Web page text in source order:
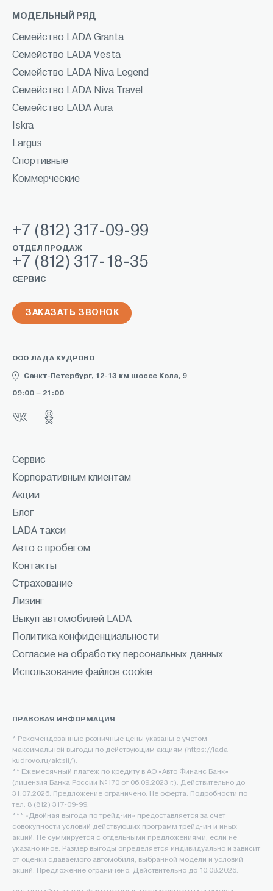
МОДЕЛЬНЫЙ РЯД
Семейство LADA Granta
Семейство LADA Vesta
Семейство LADA Niva Legend
Семейство LADA Niva Travel
Семейство LADA Aura
Iskra
Largus
Спортивные
Коммерческие
+7 (812) 317-09-99
ОТДЕЛ ПРОДАЖ
+7 (812) 317-18-35
СЕРВИС
ЗАКАЗАТЬ ЗВОНОК
ООО ЛАДА КУДРОВО
Санкт-Петербург, 12-13 км шоссе Кола, 9
09:00 – 21:00
Сервис
Корпоративным клиентам
Акции
Блог
LADA такси
Авто с пробегом
Контакты
Страхование
Лизинг
Выкуп автомобилей LADA
Политика конфиденциальности
Согласие на обработку персональных данных
Использование файлов cookie
ПРАВОВАЯ ИНФОРМАЦИЯ
* Рекомендованные розничные цены указаны с учетом
максимальной выгоды по действующим акциям (https://lada-
kudrovo.ru/aktsii/).
** Ежемесячный платеж по кредиту в АО «Авто Финанс Банк»
(лицензия Банка России №170 от 06.09.2023 г.). Действительно до
31.07.2026. Предложение ограничено. Не оферта. Подробности по
тел. 8 (812) 317-09-99.
*** «Двойная выгода по трейд-ин» предоставляется за счет
совокупности условий действующих программ трейд-ин и иных
акций. Не суммируется с отдельными предложениями, если не
указано иное. Размер выгоды определяется индивидуально и зависит
от оценки сдаваемого автомобиля, выбранной модели и условий
акций. Предложение ограничено. Действительно до 10.08.2026.